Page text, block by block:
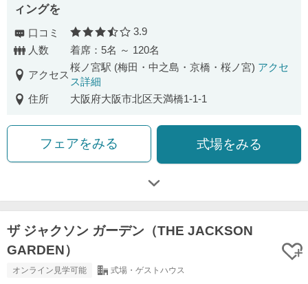
ィングを
口コミ 口コミ評価
3.9
人数
着席：5名 ～ 120名
アクセス
桜ノ宮駅 (梅田・中之島・京橋・桜ノ宮) アクセ
ス詳細
住所
大阪府大阪市北区天満橋1-1-1
フェアをみる 式場をみる
ザ ジャクソン ガーデン（THE JACKSON
GARDEN）
オンライン見学可能 式場・ゲストハウス